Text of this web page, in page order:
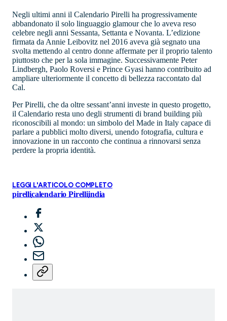
Negli ultimi anni il Calendario Pirelli ha progressivamente
abbandonato il solo linguaggio glamour che lo aveva reso
celebre negli anni Sessanta, Settanta e Novanta. L’edizione
firmata da Annie Leibovitz nel 2016 aveva già segnato una
svolta mettendo al centro donne affermate per il proprio talento
piuttosto che per la sola immagine. Successivamente Peter
Lindbergh, Paolo Roversi e Prince Gyasi hanno contribuito ad
ampliare ulteriormente il concetto di bellezza raccontato dal
Cal.
Per Pirelli, che da oltre sessant’anni investe in questo progetto,
il Calendario resta uno degli strumenti di brand building più
riconoscibili al mondo: un simbolo del Made in Italy capace di
parlare a pubblici molto diversi, unendo fotografia, cultura e
innovazione in un racconto che continua a rinnovarsi senza
perdere la propria identità.
LEGGI L'ARTICOLO COMPLETO
pirellicalendario Pirelliindia